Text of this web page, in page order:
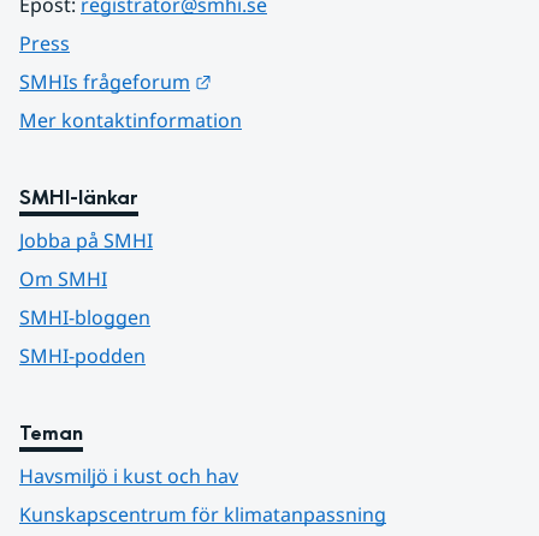
Press
SMHIs frågeforum
Mer kontaktinformation
SMHI-länkar
Jobba på SMHI
Om SMHI
SMHI-bloggen
SMHI-podden
Teman
Havsmiljö i kust och hav
Kunskapscentrum för klimatanpassning